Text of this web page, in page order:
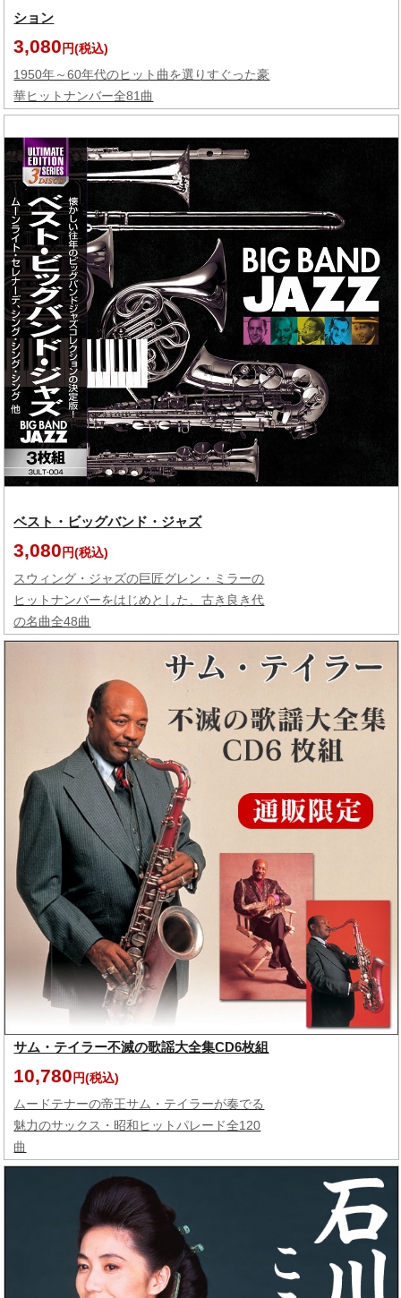
ション
3,080円(税込)
1950年～60年代のヒット曲を選りすぐった豪
華ヒットナンバー全81曲
ベスト・ビッグバンド・ジャズ
3,080円(税込)
スウィング・ジャズの巨匠グレン・ミラーの
ヒットナンバーをはじめとした、古き良き代
の名曲全48曲
サム・テイラー不滅の歌謡大全集CD6枚組
10,780円(税込)
ムードテナーの帝王サム・テイラーが奏でる
魅力のサックス・昭和ヒットパレード全120
曲